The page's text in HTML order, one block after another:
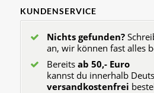
KUNDENSERVICE
Nichts gefunden?
an, wir können fast alles
Bereits ab 50,- Euro
kannst du innerhalb
versandkostenfrei